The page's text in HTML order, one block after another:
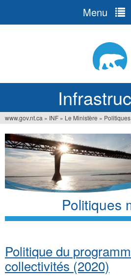
Menu
Vous
êtes
ici
www.gov.nt.ca » INF » Le Ministère »
Politiques
Politique du
collectivités (2020)